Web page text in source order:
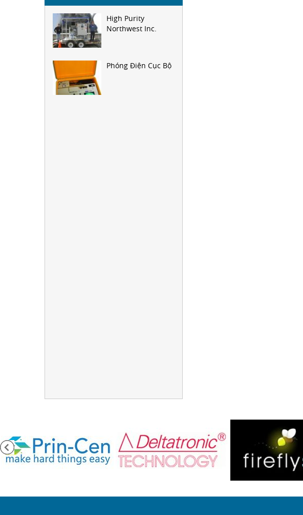
High Purity
Northwest Inc.
Phóng Điện Cục Bộ